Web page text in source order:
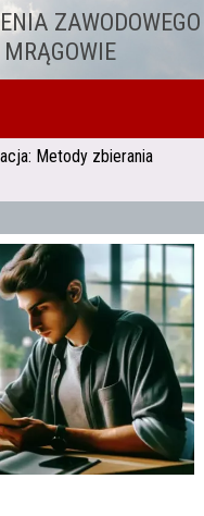
ZAWODOWEGO
Metody zbierania